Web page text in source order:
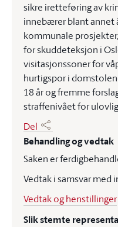
sikre iretteføring av
innebærer blant annet
kommunale
for skuddeteksjon i
visitasjonssoner for
hurtigspor i
18 år og fremme
straffenivået for
Del
Behandling og vedtak
Saken er
Vedtak i samsvar med
Vedtak og henstillinger
Slik stemte